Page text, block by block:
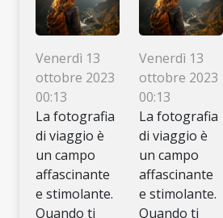
Venerdì 13
ottobre 2023
00:13
La fotografia
di viaggio è
un campo
affascinante
e stimolante.
Quando ti
Venerdì 13
ottobre 2023
00:13
La fotografia
di viaggio è
un campo
affascinante
e stimolante.
Quando ti